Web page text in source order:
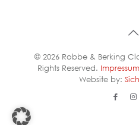
© 2026 Robbe & Berking
Rights Reserved. Impressum
Website by: